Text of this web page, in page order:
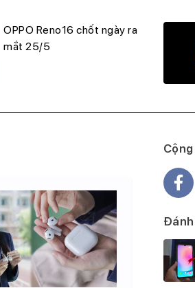
OPPO Reno16 chốt ngày ra
mắt 25/5